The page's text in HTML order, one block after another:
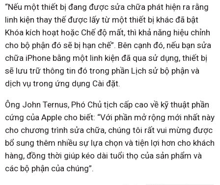
“Nếu một thiết bị đang được sửa chữa phát hiện ra rằng
linh kiện thay thế được lấy từ một thiết bị khác đã bật
Khóa kích hoạt hoặc Chế độ mất, thì khả năng hiệu chỉnh
cho bộ phận đó sẽ bị hạn chế”. Bên cạnh đó, nếu bạn sửa
chữa iPhone bằng một linh kiện đã qua sử dụng, thiết bị
sẽ lưu trữ thông tin đó trong phần Lịch sử bộ phận và
dịch vụ trong ứng dụng Cài đặt.
Ông John Ternus, Phó Chủ tịch cấp cao về kỹ thuật phần
cứng của Apple cho biết: “Với phần mở rộng mới nhất này
cho chương trình sửa chữa, chúng tôi rất vui mừng được
bổ sung thêm nhiều sự lựa chọn và tiện lợi hơn cho khách
hàng, đồng thời giúp kéo dài tuổi thọ của sản phẩm và
các bộ phận của chúng”.